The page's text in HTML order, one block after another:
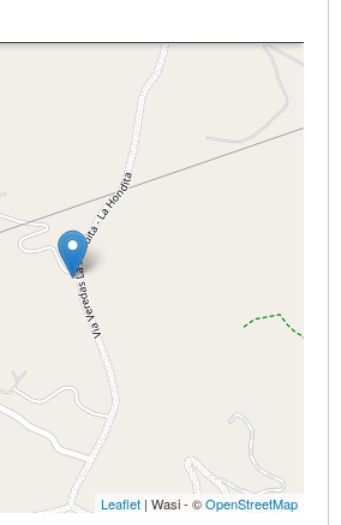
Leaflet | Wasi - ©OpenStreetMap